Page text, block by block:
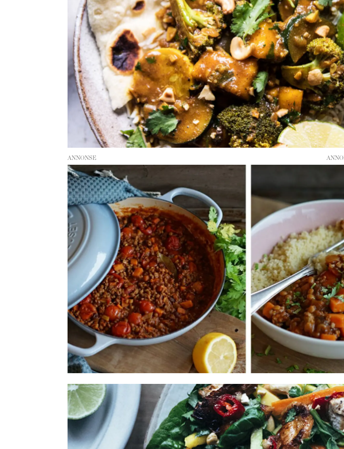
ANNONSE